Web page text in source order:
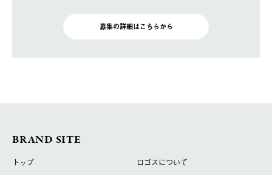
募集の詳細はこちらから
BRAND SITE
トップ
ロゴスについて